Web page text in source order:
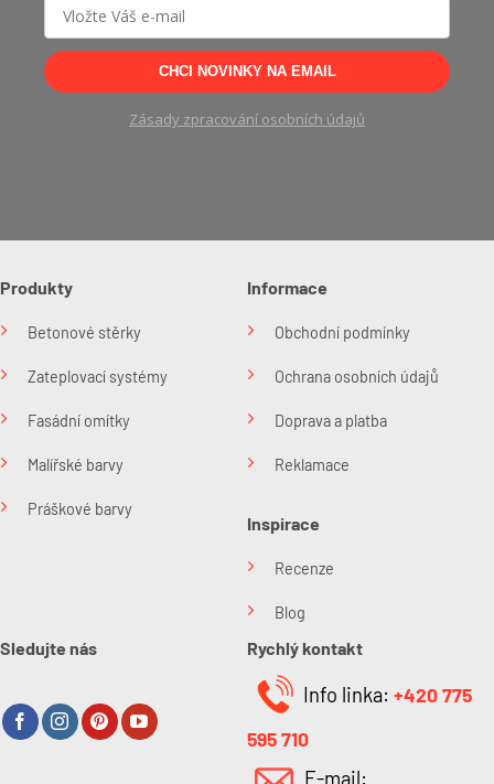
CHCI NOVINKY NA EMAIL
Zásady zpracování osobních údajů
Produkty
Betonové stěrky
Zateplovací systémy
Fasádní omítky
Malířské barvy
Práškové barvy
Informace
Obchodní podmínky
Ochrana osobních údajů
Doprava a platba
Reklamace
Inspirace
Recenze
Blog
Sledujte nás Rychlý kontakt
Info linka: +420 775
595 710
E-mail: